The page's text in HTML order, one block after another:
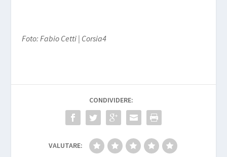
Foto: Fabio Cetti | Corsia4
CONDIVIDERE:
VALUTARE: